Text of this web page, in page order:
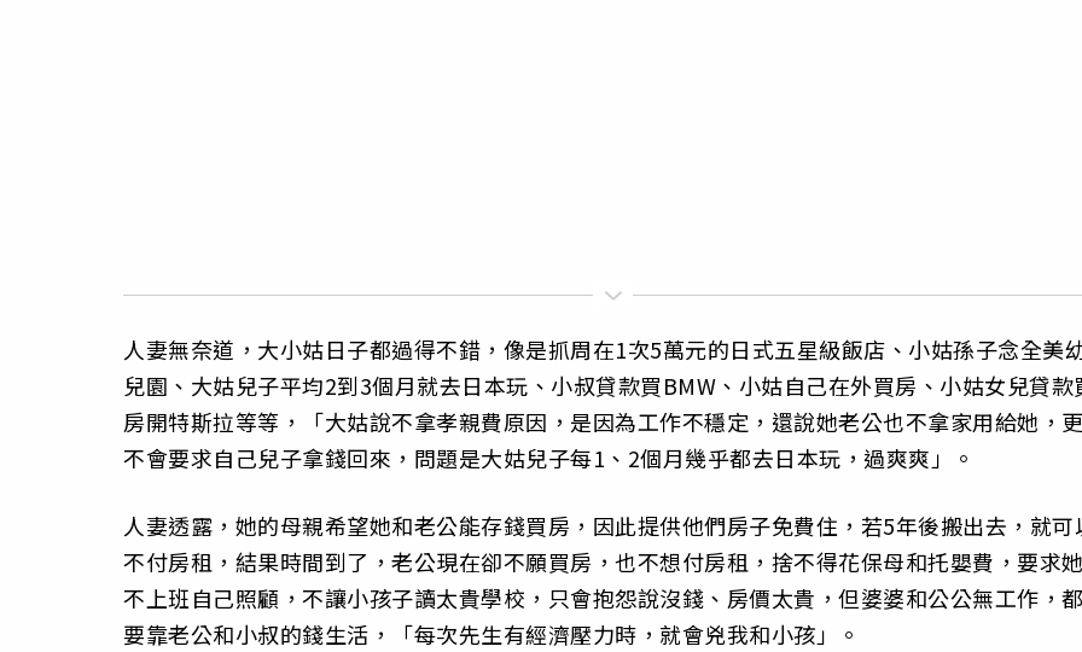
人妻無奈道，大小姑日子都過得不錯，像是抓周在1次5萬元的日式五星級飯店、小姑孫子念全美
兒園、大姑兒子平均2到3個月就去日本玩、小叔貸款買BMW、小姑自己在外買房、小姑女兒貸款
房開特斯拉等等，「大姑說不拿孝親費原因，是因為工作不穩定，還說她老公也不拿家用給她，
不會要求自己兒子拿錢回來，問題是大姑兒子每1、2個月幾乎都去日本玩，過爽爽」。
人妻透露，她的母親希望她和老公能存錢買房，因此提供他們房子免費住，若5年後搬出去，就可
不付房租，結果時間到了，老公現在卻不願買房，也不想付房租，捨不得花保母和托嬰費，要求
不上班自己照顧，不讓小孩子讀太貴學校，只會抱怨說沒錢、房價太貴，但婆婆和公公無工作，
要靠老公和小叔的錢生活，「每次先生有經濟壓力時，就會兇我和小孩」。